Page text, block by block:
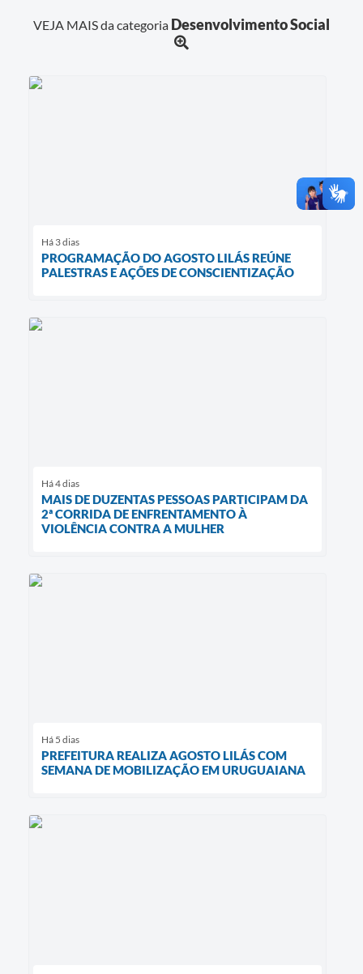
VEJA MAIS da categoria Desenvolvimento Social
Há 3 dias
PROGRAMAÇÃO DO AGOSTO LILÁS REÚNE
PALESTRAS E AÇÕES DE CONSCIENTIZAÇÃO
Há 4 dias
MAIS DE DUZENTAS PESSOAS PARTICIPAM DA
2ª CORRIDA DE ENFRENTAMENTO À
VIOLÊNCIA CONTRA A MULHER
Há 5 dias
PREFEITURA REALIZA AGOSTO LILÁS COM
SEMANA DE MOBILIZAÇÃO EM URUGUAIANA